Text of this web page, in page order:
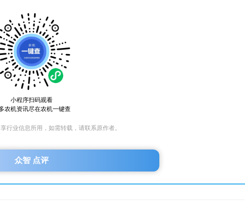
小程序扫码观看
农机资讯尽在农机一键查
行业信息所用，如需转载，请联系原作者。
众智 点评